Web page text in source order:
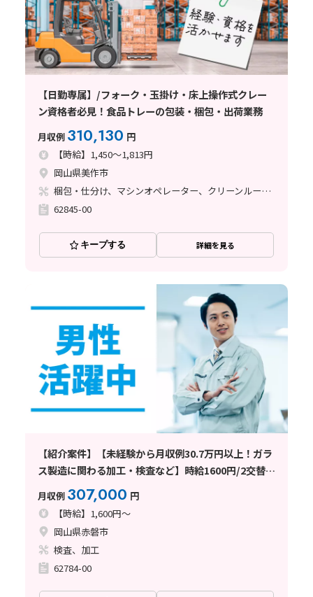
【日勤専属】/フォーク・玉掛け・床上操作式クレー
ン資格者必見！食品トレーの包装・梱包・出荷業務
月収例 310,130 円
【時給】1,450～1,813円
岡山県美作市
梱包・仕分け、マシンオペレーター、クリーンルーム、フォークリフト、玉掛け・クレーン
62845-00
キープする 詳細を見る
【紹介案件】【未経験から月収例30.7万円以上！ガラ
ス製造に関わる加工・検査など】時給1600円/2交替/
岡山県赤磐市釣井/土日祝休み/残業少なめ/即入寮OK/
年間最大72円の定着祝金で実質寮費
月収例 307,000 円
【時給】1,600円～
岡山県赤磐市
検査、加工
62784-00